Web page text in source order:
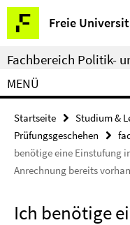
Springe
direkt
zu
Inhalt
Freie
Service-
Navigation
Fachbereich Politik-
MENÜ
Startseite Studium &
Prüfungsgeschehen
benötige eine Einstufung
Anrechnung bereits
Ich benötige